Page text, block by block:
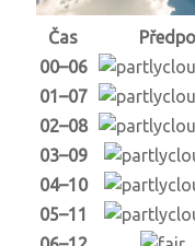
Čas
00–06
01–07
02–08
03–09
04–10
05–11